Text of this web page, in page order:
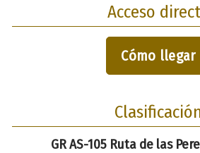
Acceso
Cómo llegar
GR AS-105 Ruta de las